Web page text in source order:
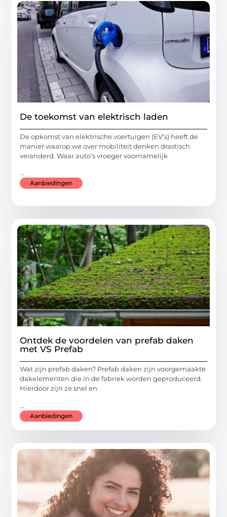
De toekomst van elektrisch laden
De opkomst van elektrische voertuigen (EV’s) heeft de
manier waarop we over mobiliteit denken drastisch
veranderd. Waar auto’s vroeger voornamelijk
...
Aanbiedingen
Ontdek de voordelen van prefab daken
met VS Prefab
Wat zijn prefab daken? Prefab daken zijn voorgemaakte
dakelementen die in de fabriek worden geproduceerd.
Hierdoor zijn ze snel en
...
Aanbiedingen